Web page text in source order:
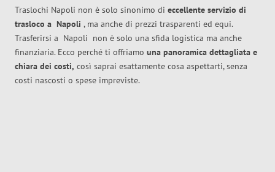
Traslochi Napoli non è solo sinonimo di eccellente servizio di
trasloco a Napoli , ma anche di prezzi trasparenti ed equi.
Trasferirsi a Napoli non è solo una sfida logistica ma anche
finanziaria. Ecco perché ti offriamo una panoramica dettagliata e
chiara dei costi, così saprai esattamente cosa aspettarti, senza
costi nascosti o spese impreviste.